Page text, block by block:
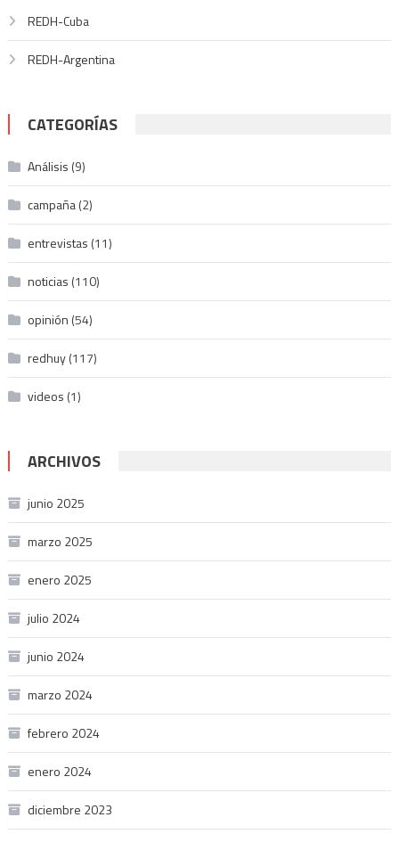
REDH-Cuba
REDH-Argentina
CATEGORÍAS
Análisis (9)
campaña(2)
entrevistas (11)
noticias (110)
opinión (54)
redhuy(117)
videos (1)
ARCHIVOS
junio 2025
marzo 2025
enero 2025
julio 2024
junio 2024
marzo 2024
febrero 2024
enero 2024
diciembre 2023